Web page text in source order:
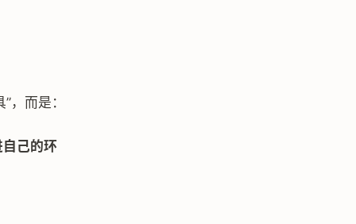
，而是：
己的环